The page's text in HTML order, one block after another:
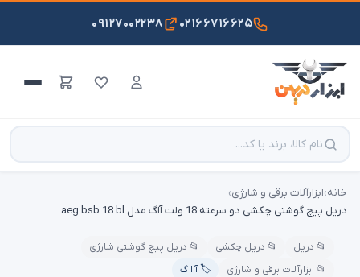
۰۲۱۶۶۷۱۶۶۲۵ ۰۹۱۲۷۰۰۲۲۳۸
خانه›ابزارآلات برقی و شارژی›
دریل پیچ گوشتی چکشی دو سرعته 18 ولت آاگ مدل aeg bsb 18 bl
📂 دریل 📂 دریل چکشی
📂 دریل پیچ گوشتی شارژی
📂 ابزارآلات برقی و شارژی
🏷️ آ ا گ